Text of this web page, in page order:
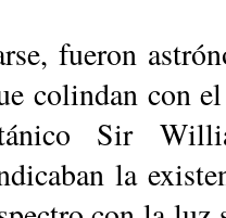
fueron
colindan con
Sir
la